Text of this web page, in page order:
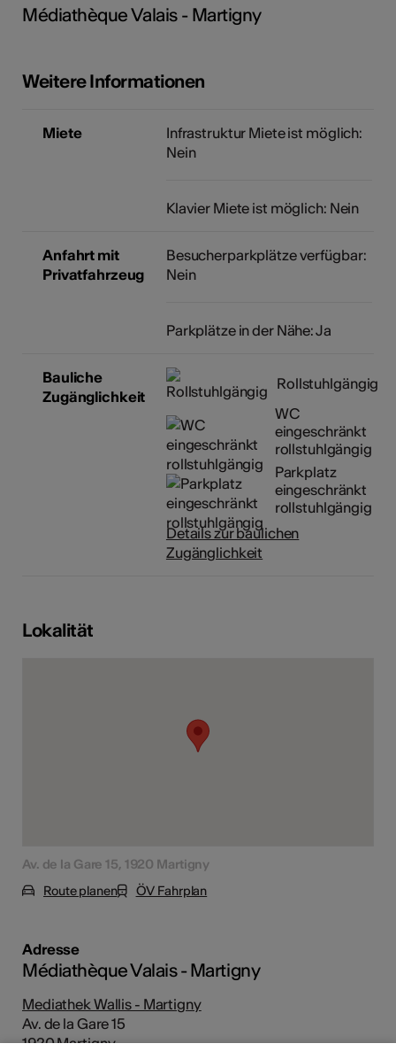
Médiathèque Valais - Martigny
Weitere Informationen
Miete
Infrastruktur Miete ist möglich:
Nein
Klavier Miete ist möglich: Nein
Anfahrt mit
Privatfahrzeug
Besucherparkplätze verfügbar:
Nein
Parkplätze in der Nähe: Ja
Bauliche
Zugänglichkeit
Rollstuhlgängig
WC
eingeschränkt
rollstuhlgängig
Parkplatz
eingeschränkt
rollstuhlgängig
Details zur baulichen
Zugänglichkeit
Lokalität
Av. de la Gare 15, 1920 Martigny
Route planen
ÖV Fahrplan
Adresse
Médiathèque Valais - Martigny
Mediathek Wallis - Martigny
Av. de la Gare 15
1920 Martigny